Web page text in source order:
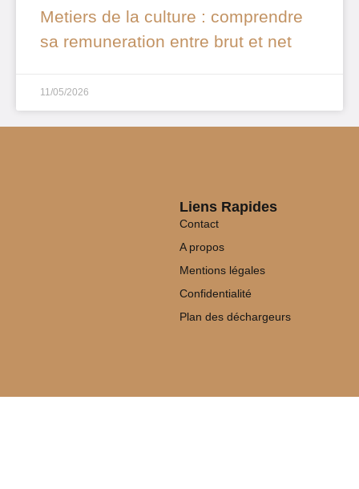
Metiers de la culture : comprendre
sa remuneration entre brut et net
11/05/2026
Liens Rapides
Contact
A propos
Mentions légales
Confidentialité
Plan des déchargeurs